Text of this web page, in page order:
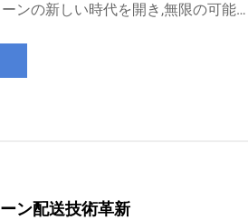
ンの新しい時代を開き,無限の可能
ン配送技術革新